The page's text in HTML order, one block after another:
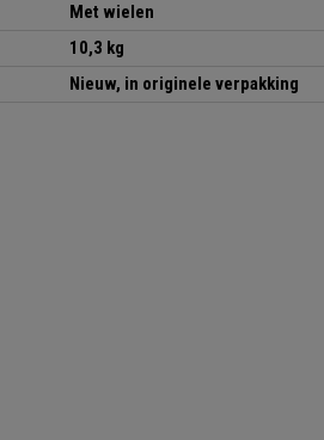
Met wielen
10,3 kg
Nieuw, in originele verpakking